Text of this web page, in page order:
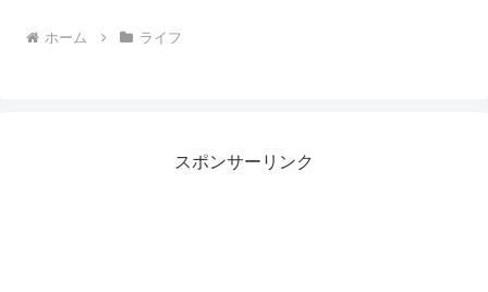
ホーム ライフ
スポンサーリンク